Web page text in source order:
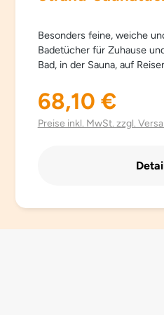
Besonders feine, weiche
Badetücher für Zuhause
Bad, in der Sauna, auf Reisen, bei
schnelltrocknend,
saugfähig, einfach zu
Aus hochwertig gebürsteter
Regulärer Preis:
68,10 €
Preise inkl. MwSt. zzgl.